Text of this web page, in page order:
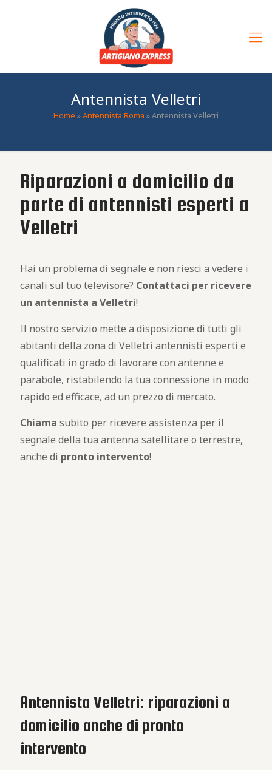
Antennista Velletri
Home »Antennista Roma »Antennista Velletri
Riparazioni a domicilio da
parte di antennisti esperti a
Velletri
Hai un problema di segnale e non riesci a vedere i
canali sul tuo televisore? Contattaci per ricevere
un antennista a Velletri!
Il nostro servizio mette a disposizione di tutti gli
abitanti della zona di Velletri antennisti esperti e
qualificati in grado di lavorare con antenne e
parabole, ristabilendo la tua connessione in modo
rapido ed efficace, ad un prezzo di mercato.
Chiama subito per ricevere assistenza per il
segnale della tua antenna satellitare o terrestre,
anche di pronto intervento!
Antennista Velletri: riparazioni a
domicilio anche di pronto
intervento